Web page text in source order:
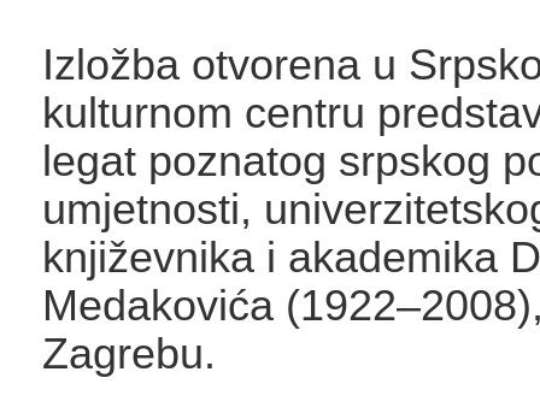
Izložba otvorena u
kulturnom centru
legat poznatog srpskog
umјetnosti,
književnika i akademika
Medakovića
Zagrebu.